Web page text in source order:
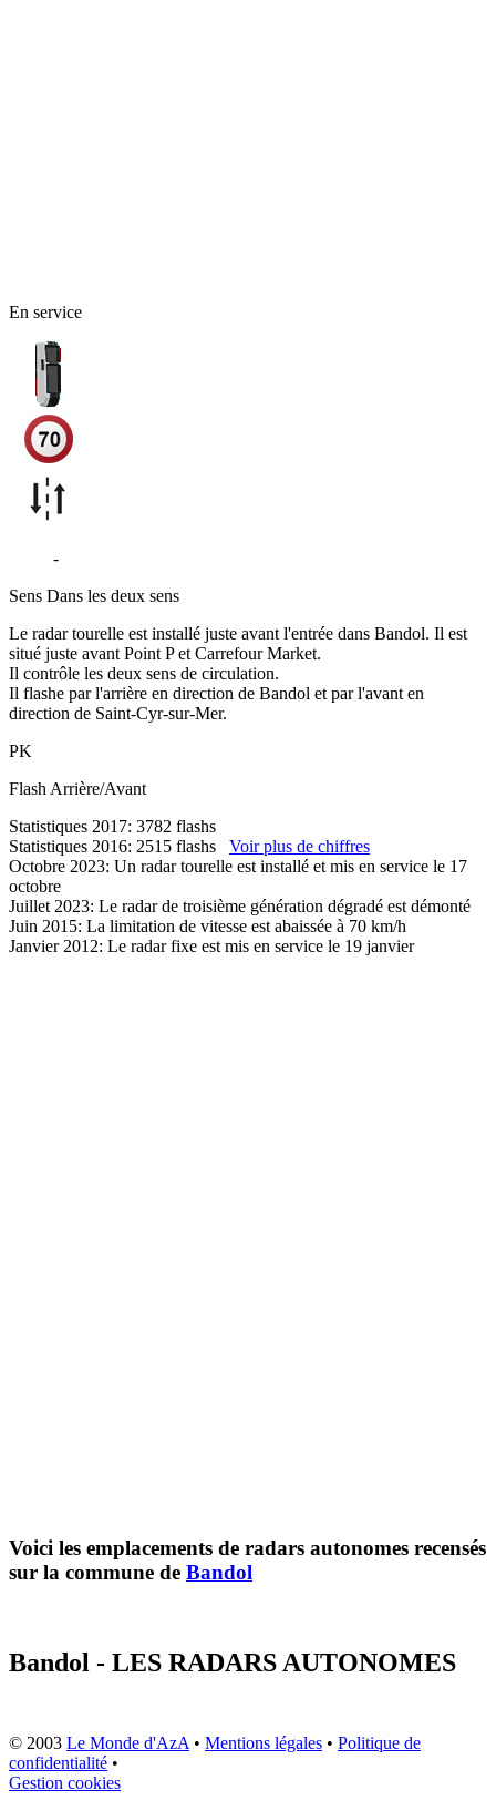
En service
-
Sens Dans les deux sens
Le radar tourelle est installé juste avant l'entrée dans Bandol. Il est
situé juste avant Point P et Carrefour Market.
Il contrôle les deux sens de circulation.
Il flashe par l'arrière en direction de Bandol et par l'avant en
direction de Saint-Cyr-sur-Mer.
PK
FlashArrière/Avant
Statistiques 2017: 3782 flashs
Statistiques 2016: 2515 flashs Voir plus de chiffres
Octobre 2023: Un radar tourelle est installé et mis en service le 17
octobre
Juillet 2023: Le radar de troisième génération dégradé est démonté
Juin 2015: La limitation de vitesse est abaissée à 70 km/h
Janvier 2012: Le radar fixe est mis en service le 19 janvier
Voici les emplacements de radars autonomes recensés
sur la commune de Bandol
Bandol - LES RADARS AUTONOMES
© 2003 Le Monde d'AzA • Mentions légales • Politique de
confidentialité •
Gestion cookies